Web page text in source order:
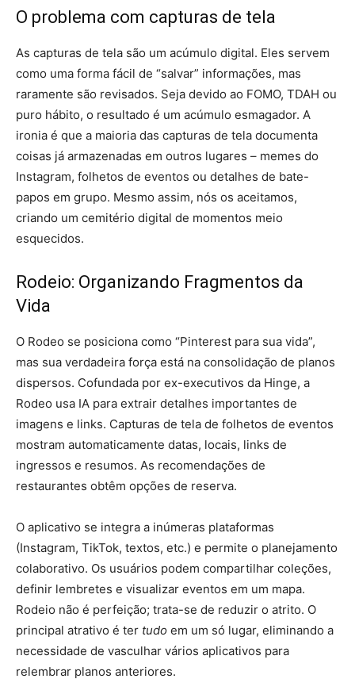
O problema com capturas de tela
As capturas de tela são um acúmulo digital. Eles servem
como uma forma fácil de “salvar” informações, mas
raramente são revisados. Seja devido ao FOMO, TDAH ou
puro hábito, o resultado é um acúmulo esmagador. A
ironia é que a maioria das capturas de tela documenta
coisas já armazenadas em outros lugares – memes do
Instagram, folhetos de eventos ou detalhes de bate-
papos em grupo. Mesmo assim, nós os aceitamos,
criando um cemitério digital de momentos meio
esquecidos.
Rodeio: Organizando Fragmentos da
Vida
O Rodeo se posiciona como “Pinterest para sua vida”,
mas sua verdadeira força está na consolidação de planos
dispersos. Cofundada por ex-executivos da Hinge, a
Rodeo usa IA para extrair detalhes importantes de
imagens e links. Capturas de tela de folhetos de eventos
mostram automaticamente datas, locais, links de
ingressos e resumos. As recomendações de
restaurantes obtêm opções de reserva.
O aplicativo se integra a inúmeras plataformas
(Instagram, TikTok, textos, etc.) e permite o planejamento
colaborativo. Os usuários podem compartilhar coleções,
definir lembretes e visualizar eventos em um mapa.
Rodeio não é perfeição; trata-se de reduzir o atrito. O
principal atrativo é ter tudo em um só lugar, eliminando a
necessidade de vasculhar vários aplicativos para
relembrar planos anteriores.